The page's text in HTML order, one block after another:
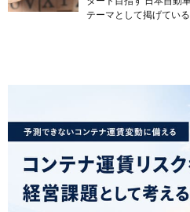
テーマとして掲げてい